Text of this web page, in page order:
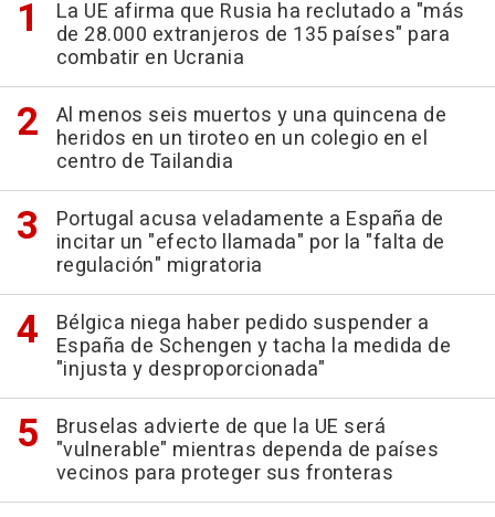
La UE afirma que Rusia ha reclutado a "más
de 28.000 extranjeros de 135 países" para
combatir en Ucrania
Al menos seis muertos y una quincena de
heridos en un tiroteo en un colegio en el
centro de Tailandia
Portugal acusa veladamente a España de
incitar un "efecto llamada" por la "falta de
regulación" migratoria
Bélgica niega haber pedido suspender a
España de Schengen y tacha la medida de
"injusta y desproporcionada"
Bruselas advierte de que la UE será
"vulnerable" mientras dependa de países
vecinos para proteger sus fronteras